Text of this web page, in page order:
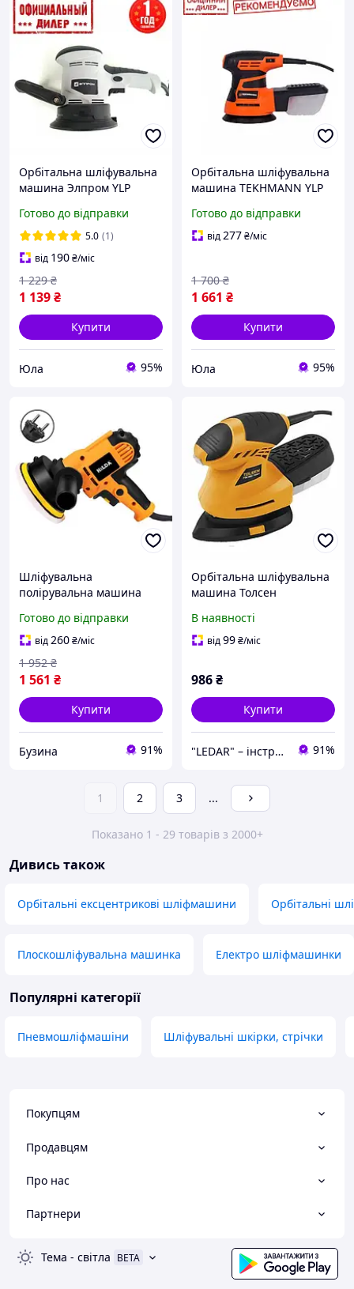
Орбітальна шліфувальна
машина Элпром YLP
Готово до відправки
5.0 (1)
від 190₴/міс
1 139₴
1 229 ₴
Купити
Юла 95%
Орбітальна шліфувальна
машина TEKHMANN YLP
електрична мережева
для дому і майстерні
Готово до відправки
від277₴/міс
1 661 ₴
1 700 ₴
Купити
Юла 95%
Шліфувальна
полірувальна машина
DWE6401 buzyna
Готово до відправки
від260₴/міс
1 561 ₴
1 952 ₴
Купити
Бузина 91%
Орбітальна шліфувальна
машина Толсен
В наявності
від99₴/міс
986₴
Купити
"LEDAR" – інструменти та обладнання для ремонту, будівництва і професійних завдань 91%
1 2 3 ...
Показано 1 - 29 товарів з 2000+
Дивись також
Орбітальні ексцентрикові шліфмашини Орбітальні
Плоскошліфувальна машинка Електро шліфмашинки
Популярні категорії
Пневмошліфмашіни Шліфувальні шкірки, стрічки
Покупцям
Продавцям
Про нас
Партнери
Тема - світла BETA